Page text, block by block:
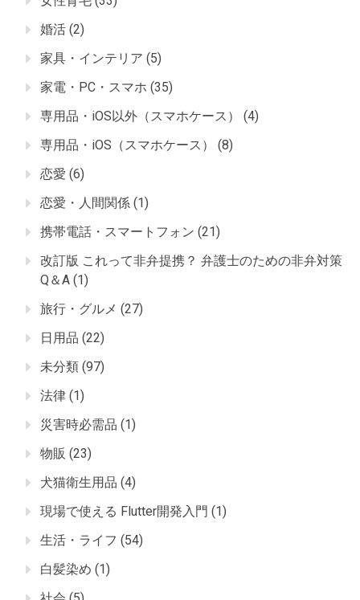
婚活 (2)
家具・インテリア (5)
家電・PC・スマホ (35)
専用品・iOS以外（スマホケース）
(4)
専用品・iOS（スマホケース）
(8)
恋愛 (6)
恋愛・人間関係 (1)
携帯電話・スマートフォン (21)
改訂版 これって非弁提携？ 弁護士のための非弁対策
Q＆A (1)
旅行・グルメ (27)
日用品 (22)
未分類 (97)
法律 (1)
災害時必需品 (1)
物販 (23)
犬猫衛生用品 (4)
現場で使える Flutter開発入門 (1)
生活・ライフ (54)
白髪染め (1)